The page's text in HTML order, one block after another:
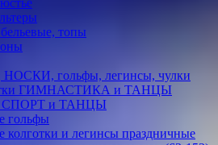
топы
гольфы, легинсы, чулки
ГИМНАСТИКА и ТАНЦЫ
СПОРТ и ТАНЦЫ
гольфы
колготки и легинсы праздничные